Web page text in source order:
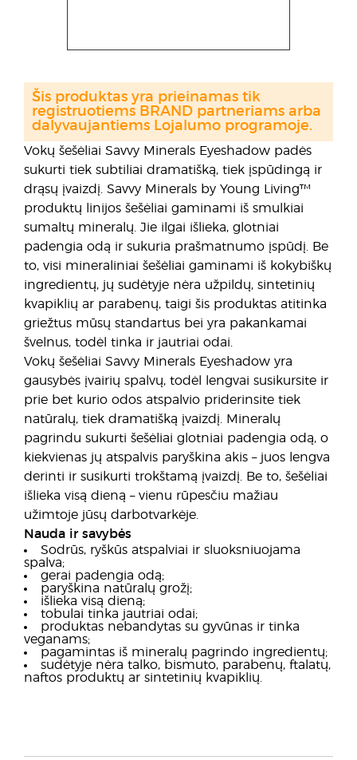
Vokų šešėliai Savvy Minerals Eyeshadow padės
sukurti tiek subtiliai dramatišką, tiek įspūdingą ir
drąsų įvaizdį. Savvy Minerals by Young Living™
produktų linijos šešėliai gaminami iš smulkiai
sumaltų mineralų. Jie ilgai išlieka, glotniai
padengia odą ir sukuria prašmatnumo įspūdį. Be
to, visi mineraliniai šešėliai gaminami iš kokybiškų
ingredientų, jų sudėtyje nėra užpildų, sintetinių
kvapiklių ar parabenų, taigi šis produktas atitinka
griežtus mūsų standartus bei yra pakankamai
švelnus, todėl tinka ir jautriai odai.
Vokų šešėliai Savvy Minerals Eyeshadow yra
gausybės įvairių spalvų, todėl lengvai susikursite ir
prie bet kurio odos atspalvio priderinsite tiek
natūralų, tiek dramatišką įvaizdį. Mineralų
pagrindu sukurti šešėliai glotniai padengia odą, o
kiekvienas jų atspalvis paryškina akis – juos lengva
derinti ir susikurti trokštamą įvaizdį. Be to, šešėliai
išlieka visą dieną – vienu rūpesčiu mažiau
užimtoje jūsų darbotvarkėje.
Nauda ir savybės
Sodrūs, ryškūs atspalviai ir sluoksniuojama
spalva;
gerai padengia odą;
paryškina natūralų grožį;
išlieka visą dieną;
tobulai tinka jautriai odai;
produktas nebandytas su gyvūnas ir tinka
veganams;
pagamintas iš mineralų pagrindo ingredientų;
sudėtyje nėra talko, bismuto, parabenų, ftalatų,
naftos produktų ar sintetinių kvapiklių.
Šis produktas yra prieinamas tik
registruotiems BRAND partneriams arba
dalyvaujantiems Lojalumo programoje.